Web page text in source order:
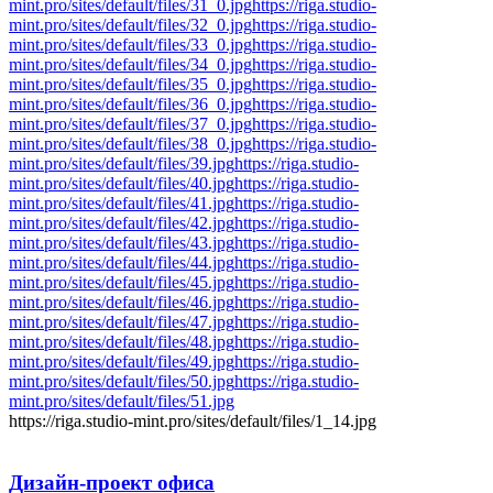
mint.pro/sites/default/files/31_0.jpghttps://riga.studio-
mint.pro/sites/default/files/32_0.jpghttps://riga.studio-
mint.pro/sites/default/files/33_0.jpghttps://riga.studio-
mint.pro/sites/default/files/34_0.jpghttps://riga.studio-
mint.pro/sites/default/files/35_0.jpghttps://riga.studio-
mint.pro/sites/default/files/36_0.jpghttps://riga.studio-
mint.pro/sites/default/files/37_0.jpghttps://riga.studio-
mint.pro/sites/default/files/38_0.jpghttps://riga.studio-
mint.pro/sites/default/files/39.jpghttps://riga.studio-
mint.pro/sites/default/files/40.jpghttps://riga.studio-
mint.pro/sites/default/files/41.jpghttps://riga.studio-
mint.pro/sites/default/files/42.jpghttps://riga.studio-
mint.pro/sites/default/files/43.jpghttps://riga.studio-
mint.pro/sites/default/files/44.jpghttps://riga.studio-
mint.pro/sites/default/files/45.jpghttps://riga.studio-
mint.pro/sites/default/files/46.jpghttps://riga.studio-
mint.pro/sites/default/files/47.jpghttps://riga.studio-
mint.pro/sites/default/files/48.jpghttps://riga.studio-
mint.pro/sites/default/files/49.jpghttps://riga.studio-
mint.pro/sites/default/files/50.jpghttps://riga.studio-
mint.pro/sites/default/files/51.jpg
https://riga.studio-mint.pro/sites/default/files/1_14.jpg
Дизайн-проектофиса